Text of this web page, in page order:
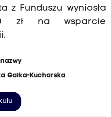
z Funduszu wyniosła
zł na wsparcie
Gałka-Kucharska